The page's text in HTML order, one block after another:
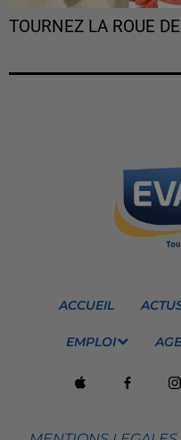
TOURNEZ LA ROUE
ACCUEIL
EMPLOI